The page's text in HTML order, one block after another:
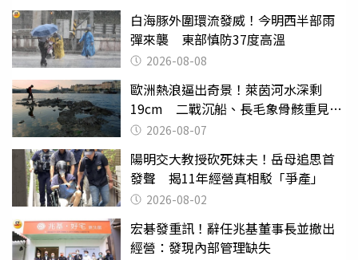
白海豚外圍環流發威！今明西半部雨
彈來襲 東部慎防37度高溫
2026-08-08
歐洲熱浪逼出奇景！萊茵河水深剩
19cm 二戰沉船、長毛象骨骸重見天
日 2026-08-07
陽明交大教授砍死妹夫！岳母追思首
發聲 揭11年經營真相駁「爭產」
2026-08-02
宏碁發重訊！辭任兆基董事長並撤出
經營：發現內部管理缺失